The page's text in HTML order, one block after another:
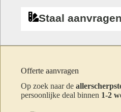
Staal aanvragen
Offerte aanvragen
Op zoek naar de
persoonlijke deal binnen 1-2